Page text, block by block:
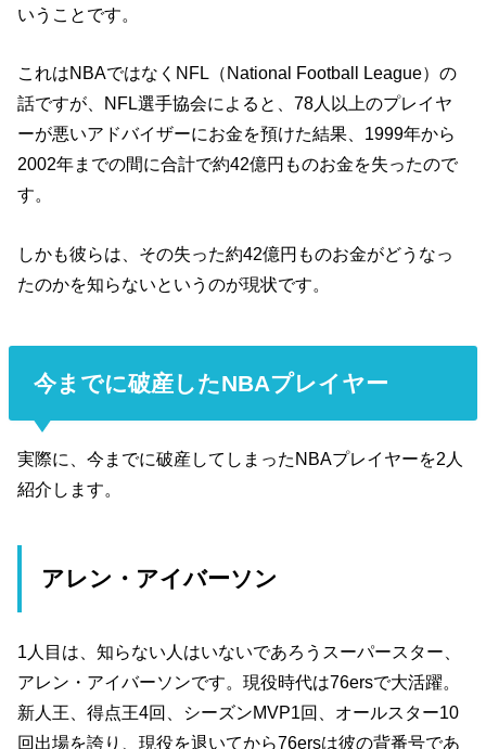
いうことです。
これはNBAではなくNFL（National Football League）の
話ですが、NFL選手協会によると、78人以上のプレイヤ
ーが悪いアドバイザーにお金を預けた結果、1999年から
2002年までの間に合計で約42億円ものお金を失ったので
す。
しかも彼らは、その失った約42億円ものお金がどうなっ
たのかを知らないというのが現状です。
今までに破産したNBAプレイヤー
実際に、今までに破産してしまったNBAプレイヤーを2人
紹介します。
アレン・アイバーソン
1人目は、知らない人はいないであろうスーパースター、
アレン・アイバーソンです。現役時代は76ersで大活躍。
新人王、得点王4回、シーズンMVP1回、オールスター10
回出場を誇り、現役を退いてから76ersは彼の背番号であ